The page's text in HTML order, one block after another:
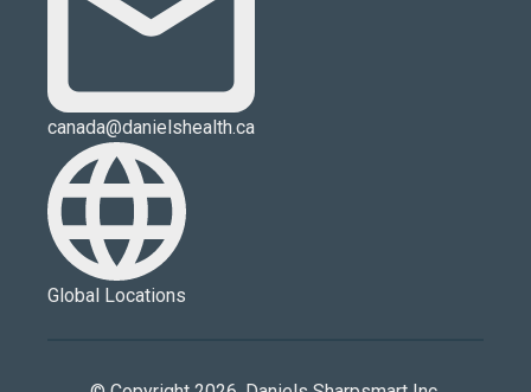
canada@danielshealth.ca
Global Locations